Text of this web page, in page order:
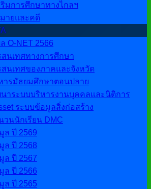
มการศึกษาทางไกลฯ
ายและคดี
O-NET 2566
นเทศทางการศึกษา
สนเทศของภาคและจังหวัด
ารมัธยมศึกษาตอนปลาย
าระบบบริหารงานบุคคลและนิติการ
ระบบข้อมูลสิ่งก่อสร้าง
วนนักเรียน DMC
ล ปี 2569
ล ปี 2568
ล ปี 2567
ล ปี 2566
ล ปี 2565